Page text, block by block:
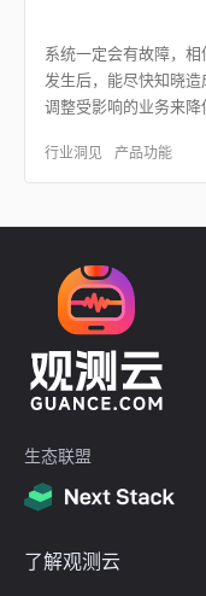
系统一定会有故障，
发生后，能尽快知晓
调整受影响的业务来
提…
行业洞见 产品功能
生态联盟
了解观测云